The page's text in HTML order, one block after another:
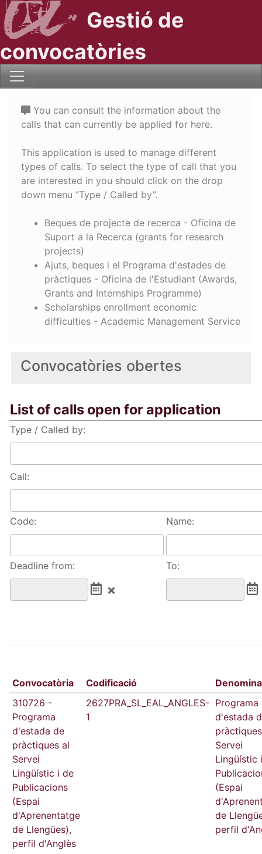
Gestió de
convocatòries
Convocatòries obertes
List of calls open for application
Type / Called by:
Call:
Code: Name:
Deadline from: To:
Convocatòria Codificació
310726 -
Programa
d'estada de
pràctiques al
Servei
Lingüístic i de
Publicacions
(Espai
d'Aprenentatge
de Llengües),
perfil d'Anglès
2627PRA_SL_EAL_ANGLES-
1
Programa
d'estada
Servei
Lingüístic
(Espai
de
perfil
You can consult the information about the
calls that can currently be applied for here.
This application is used to manage different
types of calls. To select the type of call that you
are interested in you should click on the drop
down menu “Type / Called by”.
Beques de projecte de recerca - Oficina de
Suport a la Recerca (grants for research
projects)
Ajuts, beques i el Programa d'estades de
pràctiques - Oficina de l'Estudiant (Awards,
Grants and Internships Programme)
Scholarships enrollment economic
difficulties - Academic Management Service